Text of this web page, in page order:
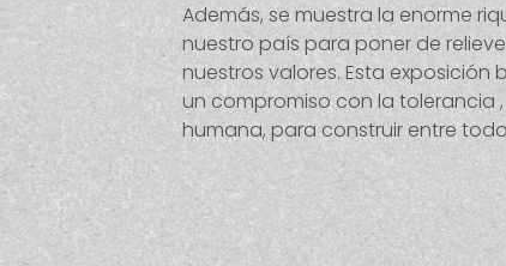
Además, se muestra la enorme
nuestro país para poner de
nuestros valores. Esta
un compromiso con la tolerancia
humana, para construir entre